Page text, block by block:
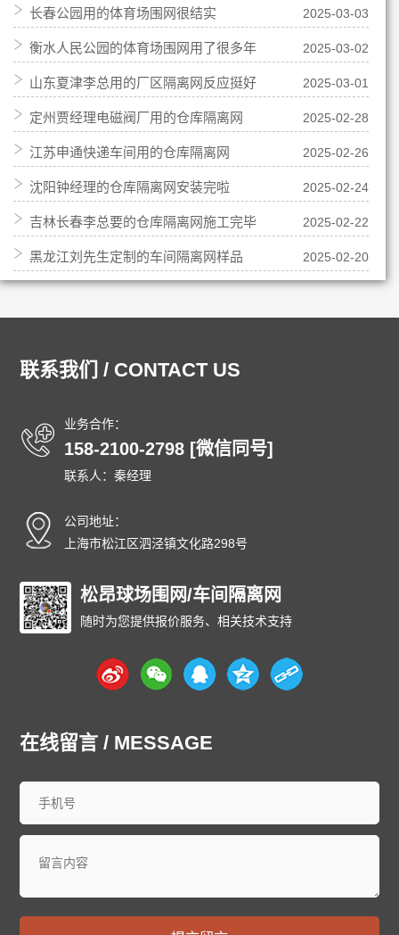
长春公园用的体育场围网很结实 2025-03-03
衡水人民公园的体育场围网用了很多年
了
2025-03-02
山东夏津李总用的厂区隔离网反应挺好 2025-03-01
定州贾经理电磁阀厂用的仓库隔离网 2025-02-28
江苏申通快递车间用的仓库隔离网 2025-02-26
沈阳钟经理的仓库隔离网安装完啦 2025-02-24
吉林长春李总要的仓库隔离网施工完毕 2025-02-22
黑龙江刘先生定制的车间隔离网样品 2025-02-20
联系我们 / CONTACT US
业务合作：
158-2100-2798 [微信同号]
联系人：秦经理
公司地址：
上海市松江区泗泾镇文化路298号
松昂球场围网/车间隔离网
随时为您提供报价服务、相关技术支持
在线留言 / MESSAGE